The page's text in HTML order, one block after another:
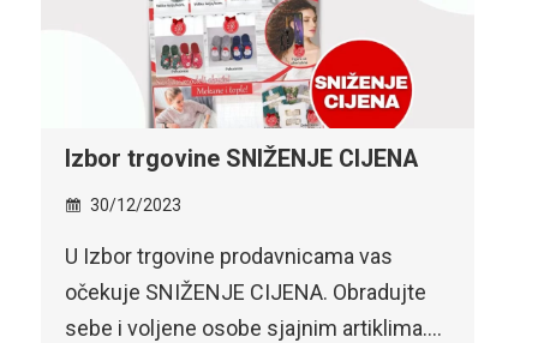
CIJENA
vas
Obradujte
artiklima….
Robot SPECIJALNA
DOČEKAJ NOVU GODINU SA
SPECIJALNA